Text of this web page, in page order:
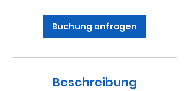
d
Buchung anfragen
Beschreibung